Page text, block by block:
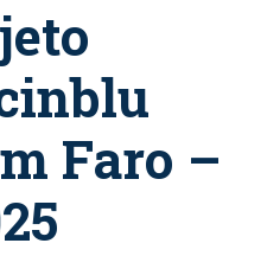
Faro –